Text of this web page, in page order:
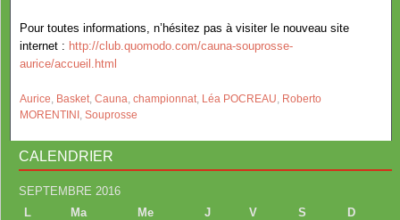
Pour toutes informations, n’hésitez pas à visiter le nouveau site
internet : http://club.quomodo.com/cauna-souprosse-
aurice/accueil.html
Aurice, Basket, Cauna, championnat, Léa POCREAU, Roberto
MORENTINI , Souprosse
CALENDRIER
SEPTEMBRE 2016
L
Ma Me J V S D